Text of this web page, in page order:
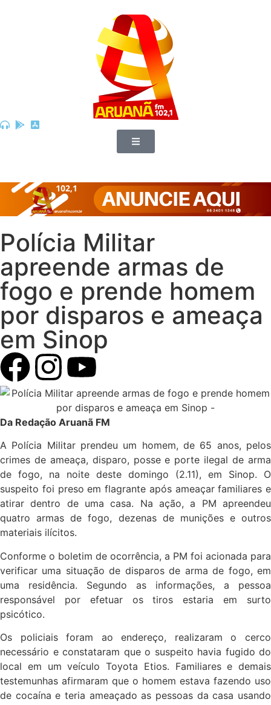
Polícia Militar
apreende armas de
fogo e prende homem
por disparos e ameaça
em Sinop
Da Redação Aruanã FM
A Polícia Militar prendeu um homem, de 65 anos, pelos
crimes de ameaça, disparo, posse e porte ilegal de arma
de fogo, na noite deste domingo (2.11), em Sinop. O
suspeito foi preso em flagrante após ameaçar familiares e
atirar dentro de uma casa. Na ação, a PM apreendeu
quatro armas de fogo, dezenas de munições e outros
materiais ilícitos.
Conforme o boletim de ocorrência, a PM foi acionada para
verificar uma situação de disparos de arma de fogo, em
uma residência. Segundo as informações, a pessoa
responsável por efetuar os tiros estaria em surto
psicótico.
Os policiais foram ao endereço, realizaram o cerco
necessário e constataram que o suspeito havia fugido do
local em um veículo Toyota Etios. Familiares e demais
testemunhas afirmaram que o homem estava fazendo uso
de cocaína e teria ameaçado as pessoas da casa usando